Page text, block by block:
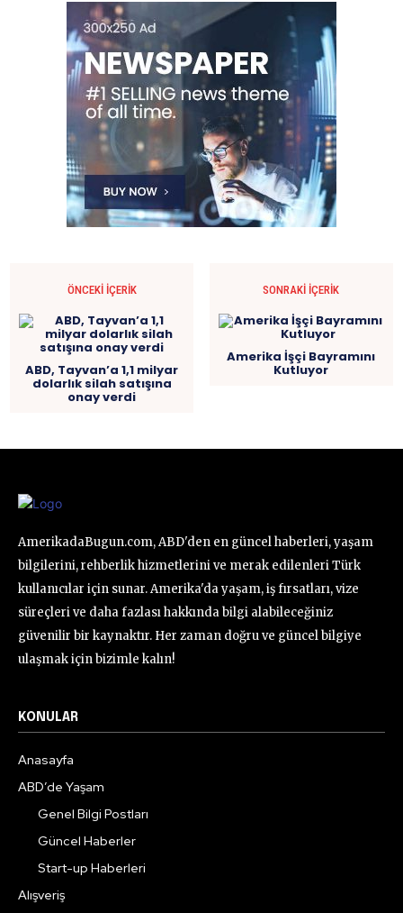
ÖNCEKI İÇERIK
ABD, Tayvan’a 1,1 milyar
dolarlık silah satışına
onay verdi
SONRAKI İÇERIK
Amerika İşçi Bayramını
Kutluyor
AmerikadaBugun.com, ABD'den en güncel haberleri, yaşam
bilgilerini, rehberlik hizmetlerini ve merak edilenleri Türk
kullanıcılar için sunar. Amerika'da yaşam, iş fırsatları, vize
süreçleri ve daha fazlası hakkında bilgi alabileceğiniz
güvenilir bir kaynaktır. Her zaman doğru ve güncel bilgiye
ulaşmak için bizimle kalın!
KONULAR
Anasayfa
ABD’de Yaşam
Genel Bilgi Postları
Güncel Haberler
Start-up Haberleri
Alışveriş